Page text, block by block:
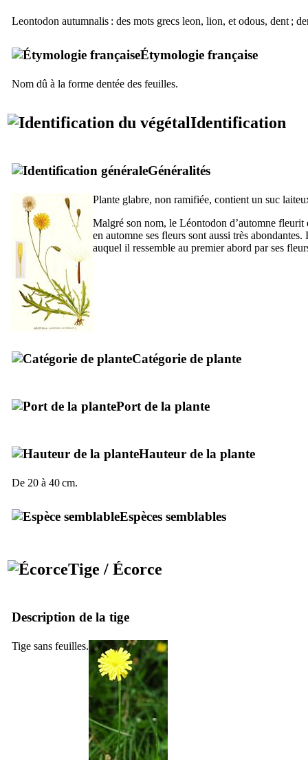
Leontodon autumnalis : des mots grecs leon, lion, et odous, dent ;
Étymologie française
Nom dû à la forme dentée des feuilles.
Identification
Généralités
Plante glabre, non ramifiée, contient un suc
Malgré son nom, le Léontodon d’automne
en automne ses fleurs sont aussi très
auquel il ressemble au premier abord par ses
Catégorie de plante
Port de la plante
Hauteur de la plante
De 20 à 40 cm.
Espèces semblables
Tige / Écorce
Description de la tige
Tige sans feuilles.